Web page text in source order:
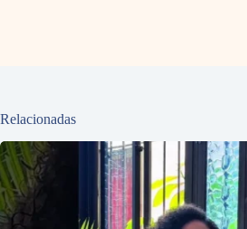
Relacionadas